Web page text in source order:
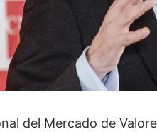
del Mercado de